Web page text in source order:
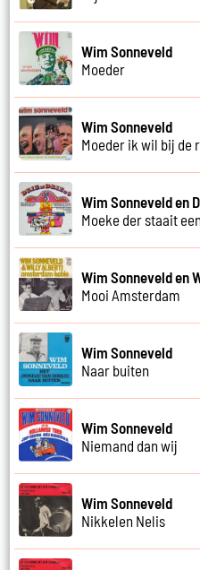
Wim Sonneveld
Moeder
Wim Sonneveld
Moeder ik wil bij de
Wim Sonneveld en
Moeke der staait
Wim Sonneveld en
Mooi Amsterdam
Wim Sonneveld
Naar buiten
Wim Sonneveld
Niemand dan wij
Wim Sonneveld
Nikkelen Nelis